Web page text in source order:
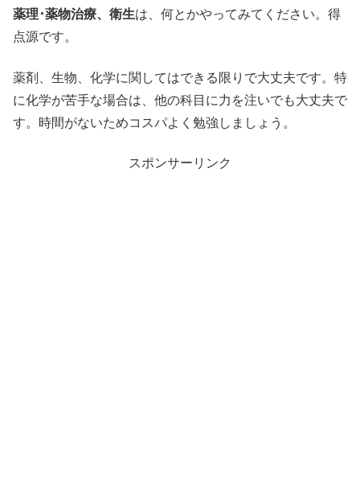
薬理･薬物治療、衛生は、何とかやってみてください。得
点源です。
薬剤、生物、化学に関してはできる限りで大丈夫です。特
に化学が苦手な場合は、他の科目に力を注いでも大丈夫で
す。時間がないためコスパよく勉強しましょう。
スポンサーリンク